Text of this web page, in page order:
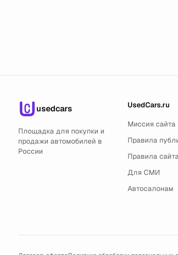
usedcars
Площадка для покупки и
продажи автомобилей в
России
UsedCars.ru
Миссия сайта
Правила
Правила
Для СМИ
Автосалонам